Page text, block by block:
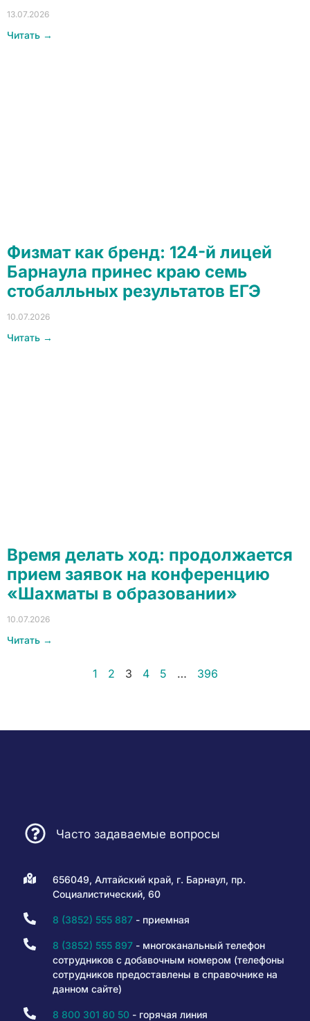
13.07.2026
Читать →
Физмат как бренд: 124-й лицей
Барнаула принес краю семь
стобалльных результатов ЕГЭ
10.07.2026
Читать →
Время делать ход: продолжается
прием заявок на конференцию
«Шахматы в образовании»
10.07.2026
Читать →
1 2 3 4 5 … 396
Часто задаваемые вопросы
656049, Алтайский край, г. Барнаул, пр.
Социалистический, 60
8 (3852) 555 887- приемная
8 (3852) 555 897- многоканальный телефон
сотрудников с добавочным номером (телефоны
сотрудников предоставлены в справочнике на
данном сайте)
8 800 301 80 50- горячая линия